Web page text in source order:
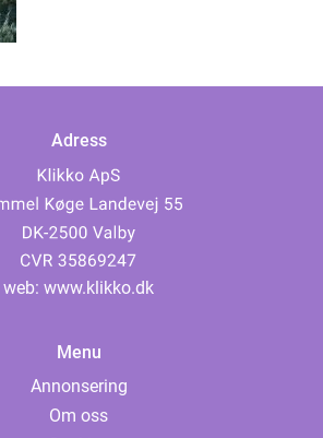
Adress
web: www.klikko.dk
Menu
Annonsering
Om oss